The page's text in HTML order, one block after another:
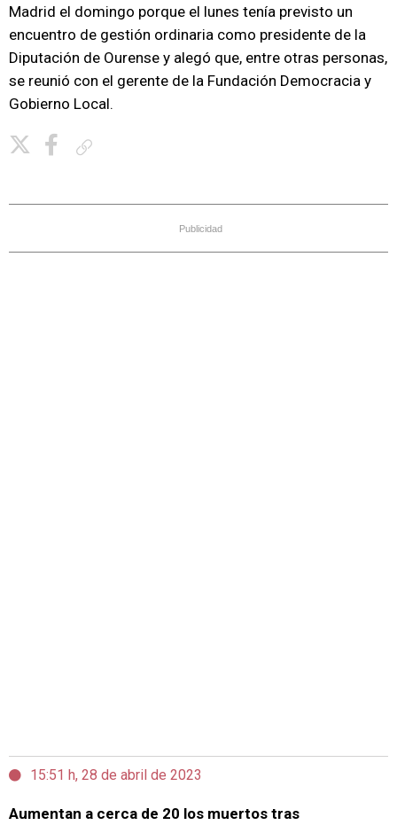
Madrid el domingo porque el lunes tenía previsto un
encuentro de gestión ordinaria como presidente de la
Diputación de Ourense y alegó que, entre otras personas,
se reunió con el gerente de la Fundación Democracia y
Gobierno Local.
Publicidad
15:51 h, 28 de abril de 2023
Aumentan a cerca de 20 los muertos tras